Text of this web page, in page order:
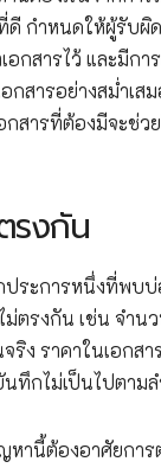
ดี กำหนดให้ผู้รับ
อกสารไว้ และมีก
กสารอย่างสม่ำเส
กสารที่ต้องมีจะช่ว
รงกัน
ระการหนึ่งที่พบ
ม่ตรงกัน เช่น จำ
ริง ราคาในเอกส
ทึกไม่เป็นไปตามล
านี้ต้องอาศัยกา